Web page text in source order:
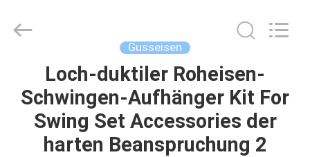
HAUSE
PRODUKTE
Foundry
CO.,LTD.
Gusseisen
Loch-duktiler Roheisen-
Schwingen-Aufhänger Kit For
Swing Set Accessories der
harten Beanspruchung 2